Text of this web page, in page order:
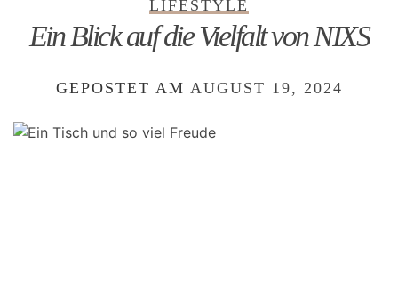
LIFESTYLE
Ein Blick auf die Vielfalt von NIXS
GEPOSTET AM AUGUST 19, 2024